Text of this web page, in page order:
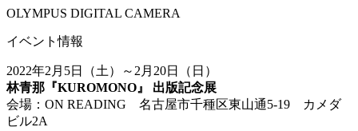
OLYMPUS DIGITAL CAMERA
イベント情報
2022年2月5日（土）～2月20日（日）
林青那『KUROMONO』 出版記念展
会場：ON READING 名古屋市千種区東山通5-19 カメダ
ビル2A